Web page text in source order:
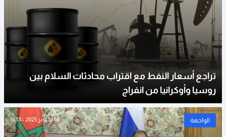
تراجع أسعار النفط مع اقتراب محادثات السلام بين
روسيا وأوكرانيا من انفراج
الواجهة 16 أكتوبر 2025 - 16:18